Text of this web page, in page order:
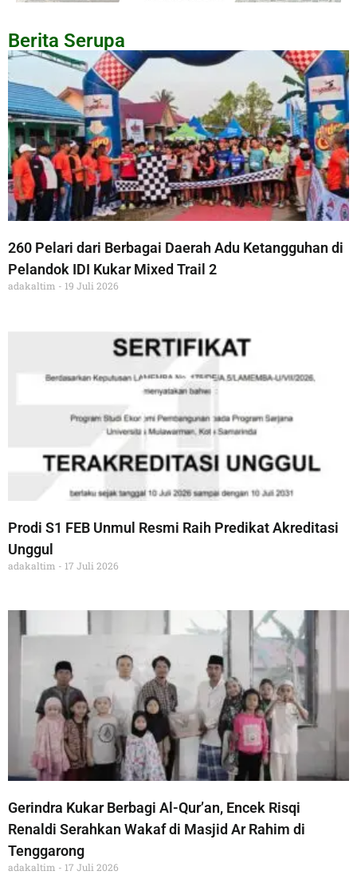
Berita Serupa
260 Pelari dari Berbagai Daerah Adu Ketangguhan di
Pelandok IDI Kukar Mixed Trail 2
adakaltim 19 Juli 2026
Prodi S1 FEB Unmul Resmi Raih Predikat Akreditasi
Unggul
adakaltim 17 Juli 2026
Gerindra Kukar Berbagi Al-Qur’an, Encek Risqi
Renaldi Serahkan Wakaf di Masjid Ar Rahim di
Tenggarong
adakaltim 17 Juli 2026